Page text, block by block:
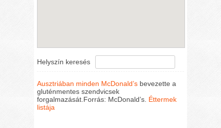
Helyszín keresés
Ausztriában minden McDonald’s bevezette a
gluténmentes szendvicsek
forgalmazását.Forrás: McDonald’s. Éttermek
listája